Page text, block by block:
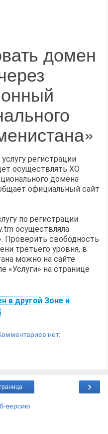
домен
регистрации
осуществлять ХО
домена
официальный сайт
по регистрации
осуществляла
Проверить свободность
третьего уровня, в
можно на сайте
«Услуги» на странице
в другой Зоне и
нет:
›
версию